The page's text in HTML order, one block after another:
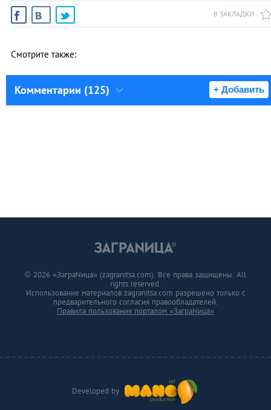
В ЗАКЛАДКИ
Смотрите также:
Комментарии (125) + Добавить
Developed by
© 2026 «ЗаграNица» (zagranitsa.com). Все права защищены. All
rights reserved.
Использование материалов zagranitsa.com разрешено только с
предварительного согласия правообладателей.
Правила пользования порталом «ЗаграNица»